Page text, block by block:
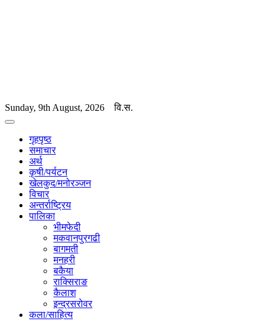
Sunday, 9th August, 2026 वि.स.
गृहपृष्ठ
समाचार
अर्थ
कृषी/पर्यटन
खेलकुद/मनोरञ्जन
विचार
अन्तर्राष्ट्रिय
पालिका
भीमफेदी
मकवानपुरगढी
बागमती
मनहरी
बकैया
राक्सिराङ
कैलाश
इन्द्रसरोवर
कला/साहित्य